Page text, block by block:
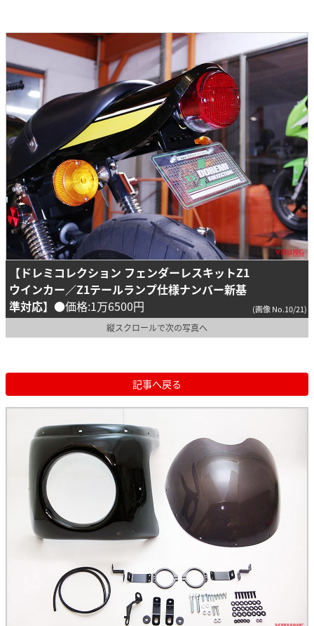
【ドレミコレクション フェンダーレスキットZ1
ウインカー／Z1テールランプ仕様ナンバー新基
準対応】 ●価格:1万6500円 (画像 No.10/21)
縦スクロールで次の写真へ
記事へ戻る